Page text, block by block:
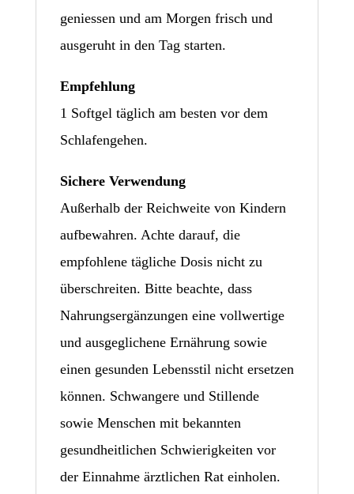
geniessen und am Morgen frisch und
ausgeruht in den Tag starten.
Empfehlung
1 Softgel täglich am besten vor dem
Schlafengehen.
Sichere Verwendung
Außerhalb der Reichweite von Kindern
aufbewahren. Achte darauf, die
empfohlene tägliche Dosis nicht zu
überschreiten. Bitte beachte, dass
Nahrungsergänzungen eine vollwertige
und ausgeglichene Ernährung sowie
einen gesunden Lebensstil nicht ersetzen
können. Schwangere und Stillende
sowie Menschen mit bekannten
gesundheitlichen Schwierigkeiten vor
der Einnahme ärztlichen Rat einholen.